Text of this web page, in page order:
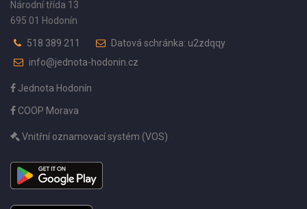
Národní třída 13
695 01 Hodonín
518 389 211
Datová schránka: u2zdqqy
info@jednota-hodonin.cz
Jednota Hodonín
COOP Morava
Vnitřní oznamovací systém (VOS)